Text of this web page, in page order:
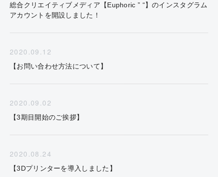
総合クリエイティブメディア【Euphoric ” “】のインスタグラム
アカウントを開設しました！
2020.09.12
【お問い合わせ方法について】
2020.09.02
【3期目開始のご挨拶】
2020.08.24
【3Dプリンターを導入しました】